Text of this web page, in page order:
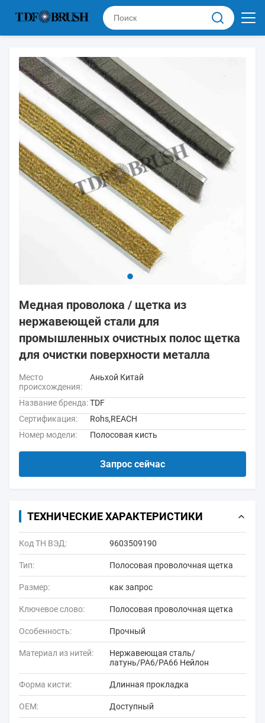
Медная проволока / щетка из
нержавеющей стали для
промышленных очистных полос щетка
для очистки поверхности металла
Место
происхождения:
Аньхой Китай
Название бренда:TDF
Сертификация:
Rohs,REACH
Номер модели:
Полосовая кисть
Запрос сейчас
ТЕХНИЧЕСКИЕ ХАРАКТЕРИСТИКИ
Код ТН ВЭД: 9603509190
Тип: Полосовая проволочная щетка
Размер: как запрос
Ключевое слово: Полосовая проволочная щетка
Особенность: Прочный
Материал из нитей:
Нержавеющая сталь/
латунь/PA6/PA66 Нейлон
Форма кисти: Длинная прокладка
OEM: Доступный